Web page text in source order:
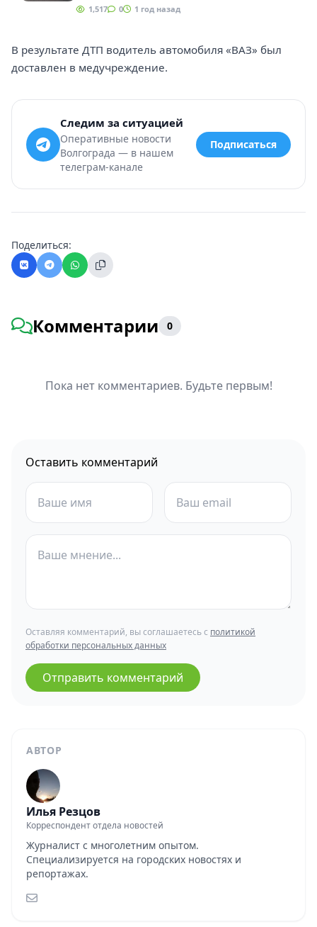
АВТОР
Илья Резцов
Корреспондент отдела новостей
Журналист с многолетним опытом.
Специализируется на городских новостях и
репортажах.
1,517 0 1 год назад
В результате ДТП водитель автомобиля «ВАЗ» был
доставлен в медучреждение.
Следим за ситуацией
Оперативные новости
Волгограда — в нашем
телеграм-канале
Подписаться
Поделиться:
Комментарии 0
Пока нет комментариев. Будьте первым!
Оставить комментарий
Оставляя комментарий, вы соглашаетесь с политикой
обработки персональных данных
Отправить комментарий